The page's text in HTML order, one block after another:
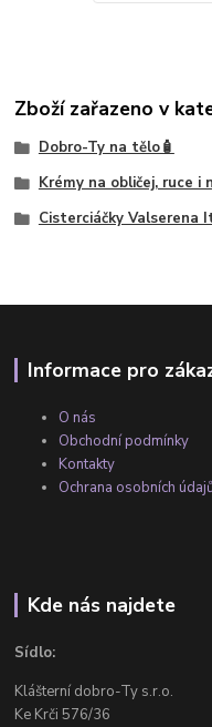
Zboží zařazeno v
Dobro-Ty na tělo🧴
Krémy na obličej, ruce i
Cisterciáčky Valserena
Informace pro
O nás
Obchodní podmínky
Kontakty
Ochrana osobních
Kde nás najdete
Sídlo:
Klášterní dobro-Ty s.r.o.
Ke Krči 576/36